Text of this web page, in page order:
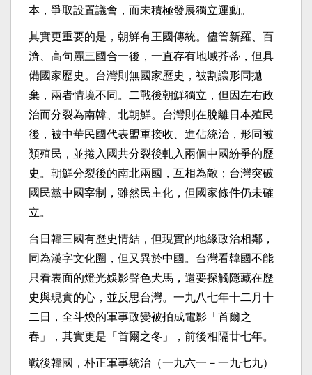
本，爭取設置議會，而未積極發展獨立運動。
其實更重要的是，朝鮮有王國傳統。儘管新羅、百
濟、高句麗三國合一後，一直存有地域芥蒂，但具
備國家歷史。台灣則無國家歷史，被割讓形同拋
棄，兩者情境不同。二戰後朝鮮獨立，但因左右政
治而分裂為南韓、北朝鮮。台灣則在脫離日本殖民
後，被中華民國代表盟軍接收、進佔統治，形同被
類殖民，並捲入國共分裂後軋入兩個中國紛爭的歷
史。朝鮮分裂後的南北兩國，互相為敵；台灣突破
國民黨中國宰制，雖然民主化，但國家條件仍未確
立。
台日韓三國有歷史情結，但現實的地緣政治相鄰，
同為漢字文化圈，但又異於中國。台灣看韓國不能
只看表面的燈光娛影聲色犬馬，還要探觸隱藏在歷
史與現實的心，並反思台灣。一九八七年十二月十
二日，全斗煥的軍事政變被拍成電影「首爾之
春」，其實更是「首爾之冬」，前後相隔廿七年。
戰後韓國，朴正軍事統治（一九六一－一九七九）